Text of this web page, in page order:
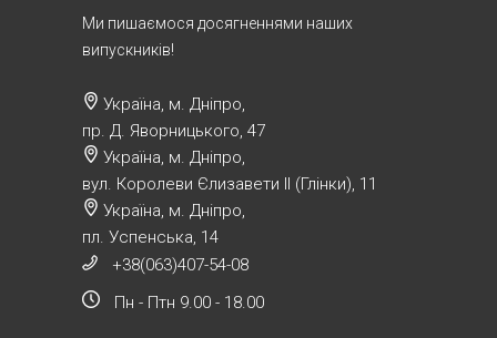
Ми пишаємося досягненнями наших
випускників!
Україна, м. Дніпро,
пр. Д. Яворницького, 47
Україна, м. Дніпро,
вул. Королеви Єлизавети ІІ (Глінки), 11
Україна, м. Дніпро,
пл. Успенська, 14
+38(063)407-54-08
Пн - Птн 9.00 - 18.00